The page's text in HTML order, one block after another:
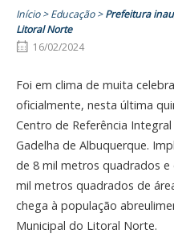
Início>Educação>Prefeitura
Litoral Norte
16/02/2024
Foi em clima de muita
oficialmente, nesta última
Centro de Referência
Gadelha de Albuquerque.
de 8 mil metros quadrados
mil metros quadrados de
chega à população
Municipal do Litoral Norte.